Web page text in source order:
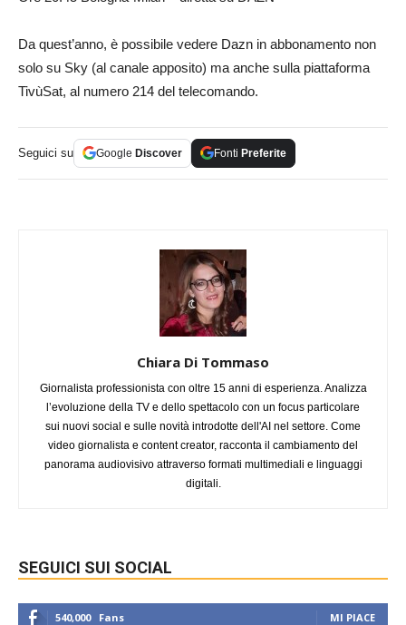
Da quest’anno, è possibile vedere Dazn in abbonamento non
solo su Sky (al canale apposito) ma anche sulla piattaforma
TivùSat, al numero 214 del telecomando.
Seguici su Google Discover Fonti Preferite
Chiara Di Tommaso
Giornalista professionista con oltre 15 anni di esperienza. Analizza
l’evoluzione della TV e dello spettacolo con un focus particolare
sui nuovi social e sulle novità introdotte dell'AI nel settore. Come
video giornalista e content creator, racconta il cambiamento del
panorama audiovisivo attraverso formati multimediali e linguaggi
digitali.
SEGUICI SUI SOCIAL
540,000 Fans MI PIACE